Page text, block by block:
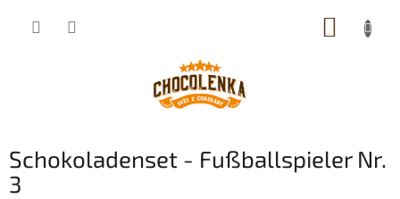
Schokoladenset - Fußballspieler Nr.
3